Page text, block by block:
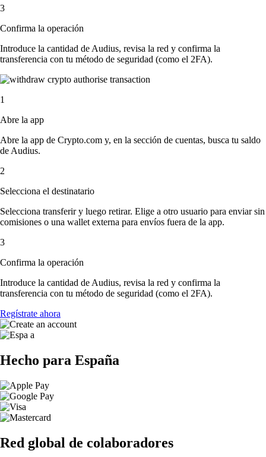
3
Confirma la operación
Introduce la cantidad de Audius, revisa la red y confirma la
transferencia con tu método de seguridad (como el 2FA).
1
Abre la app
Abre la app de Crypto.com y, en la sección de cuentas, busca tu saldo
de Audius.
2
Selecciona el destinatario
Selecciona transferir y luego retirar. Elige a otro usuario para enviar sin
comisiones o una wallet externa para envíos fuera de la app.
3
Confirma la operación
Introduce la cantidad de Audius, revisa la red y confirma la
transferencia con tu método de seguridad (como el 2FA).
Regístrate ahora
Hecho para España
Red global de colaboradores